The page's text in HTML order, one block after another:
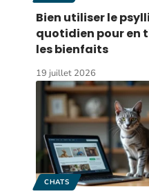
Bien utiliser le
quotidien pour en
les bienfaits
19 juillet 2026
CHATS